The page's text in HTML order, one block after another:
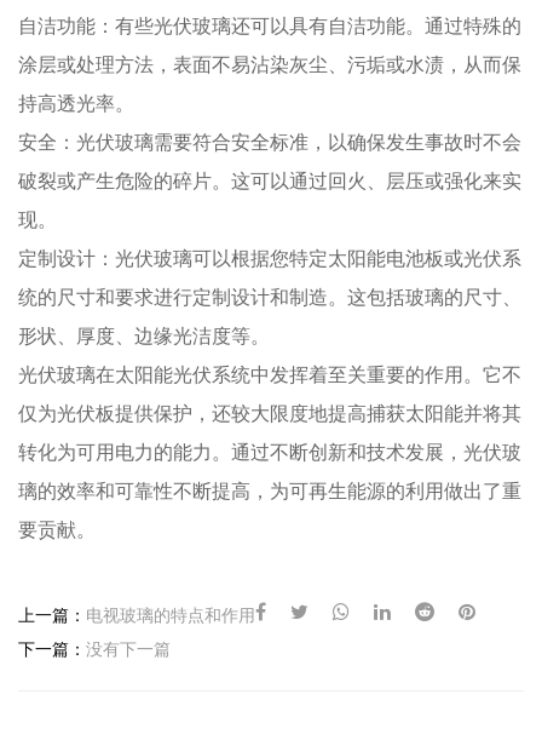
自洁功能：有些光伏玻璃还可以具有自洁功能。通过特殊的
涂层或处理方法，表面不易沾染灰尘、污垢或水渍，从而保
持高透光率。
安全：光伏玻璃需要符合安全标准，以确保发生事故时不会
破裂或产生危险的碎片。这可以通过回火、层压或强化来实
现。
定制设计：光伏玻璃可以根据您特定太阳能电池板或光伏系
统的尺寸和要求进行定制设计和制造。这包括玻璃的尺寸、
形状、厚度、边缘光洁度等。
光伏玻璃在太阳能光伏系统中发挥着至关重要的作用。它不
仅为光伏板提供保护，还较大限度地提高捕获太阳能并将其
转化为可用电力的能力。通过不断创新和技术发展，光伏玻
璃的效率和可靠性不断提高，为可再生能源的利用做出了重
要贡献。
上一篇： 电视玻璃的特点和作用
下一篇： 没有下一篇